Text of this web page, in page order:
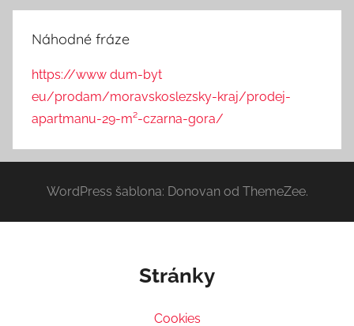
Náhodné fráze
https://www dum-byt
eu/prodam/moravskoslezsky-kraj/prodej-
apartmanu-29-m²-czarna-gora/
WordPress šablona: Donovan od ThemeZee.
Stránky
Cookies